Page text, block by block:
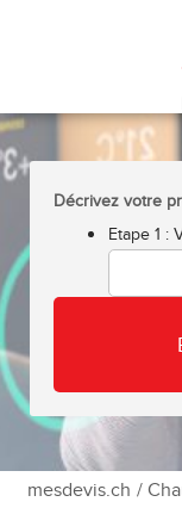
Décrivez votre
Etape 1 :
mesdevis.ch /